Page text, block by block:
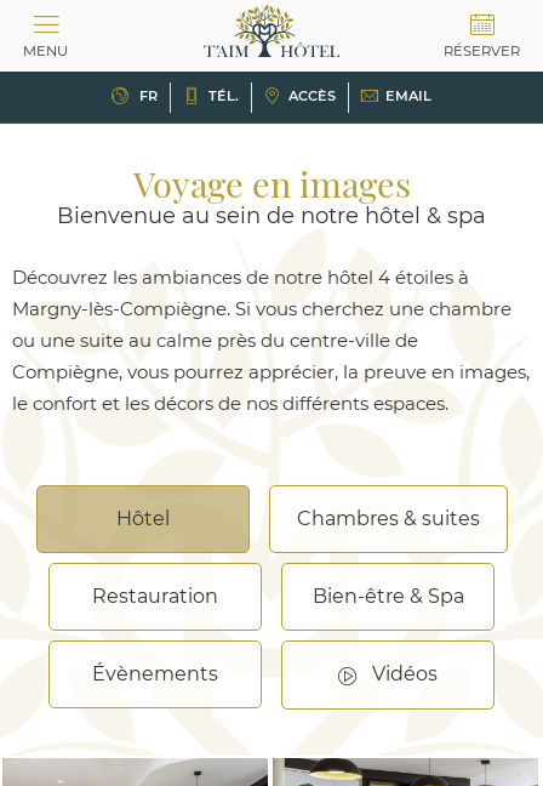
MENU RÉSERVER
FR TÉL. ACCÈS EMAIL
Voyage en images
Bienvenue au sein de notre hôtel & spa
Découvrez les ambiances de notre hôtel 4 étoiles à
Margny-lès-Compiègne. Si vous cherchez une chambre
ou une suite au calme près du centre-ville de
Compiègne, vous pourrez apprécier, la preuve en images,
le confort et les décors de nos différents espaces.
Hôtel Chambres & suites
Restauration Bien-être & Spa
Évènements Vidéos
Panneau de gestion des cookies